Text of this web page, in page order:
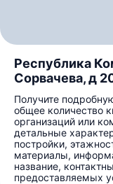
Республика
Сорвачева, д
Получите
общее количество
организаций или
детальные
постройки,
материалы,
название,
предоставляемых